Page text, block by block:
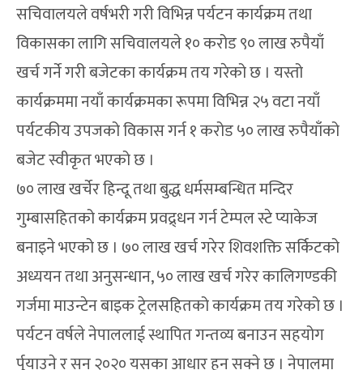
सचिवालयले वर्षभरी गरी विभिन्न पर्यटन कार्यक्रम तथा
विकासका लागि सचिवालयले १० करोड ९० लाख रुपैयाँ
खर्च गर्ने गरी बजेटका कार्यक्रम तय गरेको छ । यस्तो
कार्यक्रममा नयाँ कार्यक्रमका रूपमा विभिन्न २५ वटा नयाँ
पर्यटकीय उपजको विकास गर्न १ करोड ५० लाख रुपैयाँको
बजेट स्वीकृत भएको छ ।
७० लाख खर्चेर हिन्दू तथा बुद्ध धर्मसम्बन्धित मन्दिर
गुम्बासहितको कार्यक्रम प्रवद्र्धन गर्न टेम्पल स्टे प्याकेज
बनाइने भएको छ । ७० लाख खर्च गरेर शिवशक्ति सर्किटको
अध्ययन तथा अनुसन्धान, ५० लाख खर्च गरेर कालिगण्डकी
गर्जमा माउन्टेन बाइक ट्रेलसहितको कार्यक्रम तय गरेको छ ।
पर्यटन वर्षले नेपाललाई स्थापित गन्तव्य बनाउन सहयोग